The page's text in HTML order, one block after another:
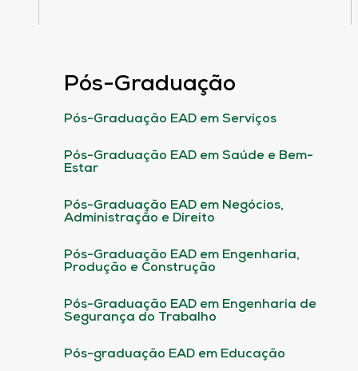
Pós-Graduação
Pós-Graduação EAD em Serviços
Pós-Graduação EAD em Saúde e Bem-
Estar
Pós-Graduação EAD em Negócios,
Administração e Direito
Pós-Graduação EAD em Engenharia,
Produção e Construção
Pós-Graduação EAD em Engenharia de
Segurança do Trabalho
Pós-graduação EAD em Educação